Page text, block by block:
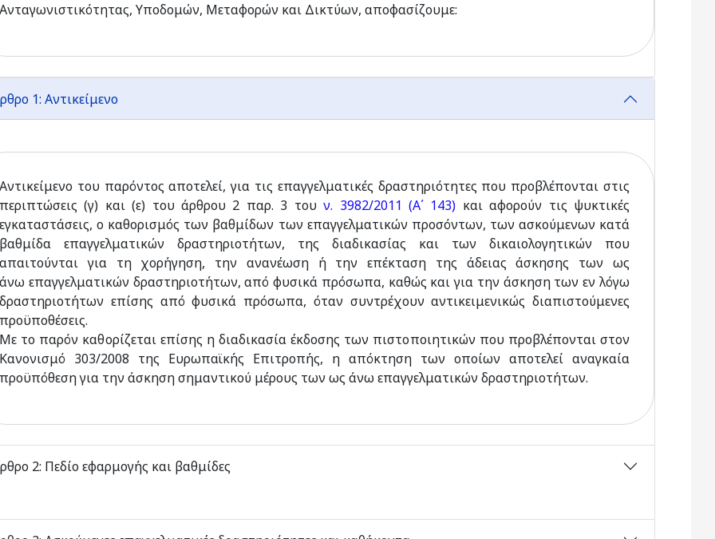
Ανταγωνιστικότητας, Υποδομών, Μεταφορών και Δικτύων, αποφασίζουμε:
1: Αντικείμενο
Αντικείμενο του παρόντος αποτελεί, για τις επαγγελματικές δραστηριότητες που προβλέπονται στις
περιπτώσεις (γ) και (ε) του άρθρου 2 παρ. 3 τουν. 3982/2011 (Α΄ 143) και αφορούν τις ψυκτικές
εγκαταστάσεις, ο καθορισμός των βαθμίδων των επαγγελματικών προσόντων, των ασκούμενων κατά
βαθμίδα επαγγελματικών δραστηριοτήτων, της διαδικασίας και των δικαιολογητικών που
απαιτούνται για τη χορήγηση, την ανανέωση ή την επέκταση της άδειας άσκησης των ως
άνω επαγγελματικών δραστηριοτήτων, από φυσικά πρόσωπα, καθώς και για την άσκηση των εν λόγω
δραστηριοτήτων επίσης από φυσικά πρόσωπα, όταν συντρέχουν αντικειμενικώς διαπιστούμενες
προϋποθέσεις.
Με το παρόν καθορίζεται επίσης η διαδικασία έκδοσης των πιστοποιητικών που προβλέπονται στον
Κανονισμό 303/2008 της Ευρωπαϊκής Επιτροπής, η απόκτηση των οποίων αποτελεί αναγκαία
προϋπόθεση για την άσκηση σημαντικού μέρους των ως άνω επαγγελματικών δραστηριοτήτων.
2: Πεδίο εφαρμογής και βαθμίδες